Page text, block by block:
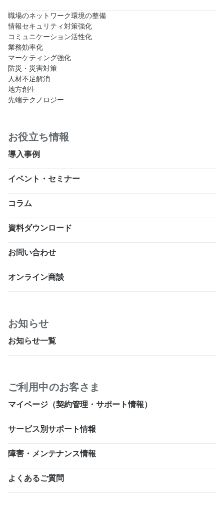
職場のネットワーク環境の整備
情報セキュリティ対策強化
コミュニケーション活性化
業務効率化
マーケティング強化
防災・災害対策
人材不足解消
地方創生
先端テクノロジー
お役立ち情報
導入事例
イベント・セミナー
コラム
資料ダウンロード
お問い合わせ
オンライン商談
お知らせ
お知らせ一覧
ご利用中のお客さま
マイページ（契約管理・サポート情報）
サービス別サポート情報
障害・メンテナンス情報
よくあるご質問